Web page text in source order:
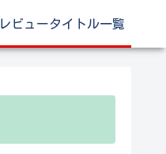
レビュータイトル一覧